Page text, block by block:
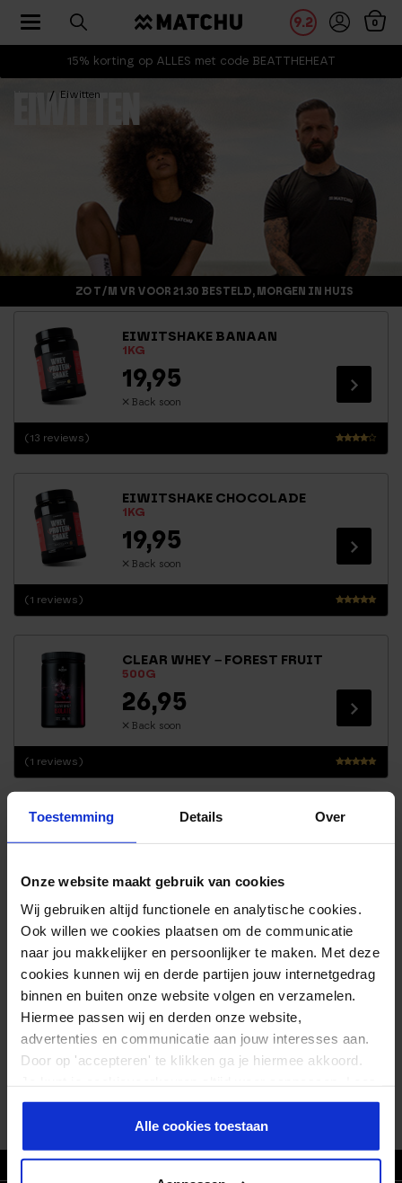
Toestemming Details Over
Onze website maakt gebruik van cookies
Wij gebruiken altijd functionele en analytische cookies.
Ook willen we cookies plaatsen om de communicatie
naar jou makkelijker en persoonlijker te maken. Met deze
cookies kunnen wij en derde partijen jouw internetgedrag
binnen en buiten onze website volgen en verzamelen.
Hiermee passen wij en derden onze website,
advertenties en communicatie aan jouw interesses aan.
Door op 'accepteren' te klikken ga je hiermee akkoord.
er meer over in onsprivacy beleid.
Alle cookies toestaan
15% korting op ALLES met code BEATTHEHEAT
9.2 0
Toggle navigation
Eiwitten
EIWITTEN
ZO T/M VR VOOR 21.30 BESTELD, MORGEN IN HUIS
EIWITSHAKE BANAAN
1KG
Waarde
(13 reviews)
19,95
Back soon
EIWITSHAKE CHOCOLADE
1KG
Waarderin
(1 reviews)
19,95
Back soon
CLEAR WHEY – FOREST FRUIT
500G
Waarderin
g
uit 5
(1 reviews)
26,95
Back soon
COOKIE PROTEIN BARS | 24-PACK –
24 REPEN
Waarderin
5.00
uit 5
(1 reviews)
21,95
Back soon
COOKIE PROTEIN BAR – THT: 15-04-
2026
18 GRAM EIWIT
uit 5
(1 reviews)
1,95
ZO T/M VR VOOR 21.30 BESTELD, MORGEN IN HUIS